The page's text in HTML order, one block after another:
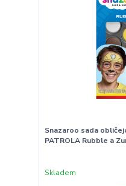
Snazaroo sada
PATROLA Rubble a
Skladem